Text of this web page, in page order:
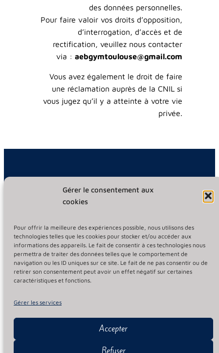
Gérer le consentement aux
cookies
Pour offrir la meilleure des expériences possible, nous utilisons des
technologies telles que les cookies pour stocker et/ou accéder aux
informations des appareils. Le fait de consentir à ces technologies nous
permettra de traiter des données telles que le comportement de
navigation ou les ID uniques sur ce site. Le fait de ne pas consentir ou de
retirer son consentement peut avoir un effet négatif sur certaines
caractéristiques et fonctions.
Gérer les services
Accepter
Refuser
des données personnelles.
Pour faire valoir vos droits d’opposition,
d’interrogation, d’accès et de
rectification, veuillez nous contacter
via : aebgymtoulouse@gmail.com
Vous avez également le droit de faire
une réclamation auprès de la CNIL si
vous jugez qu’il y a atteinte à votre vie
privée.
Informations légales
Politique de confidentialité
Suivez-nous
Contact